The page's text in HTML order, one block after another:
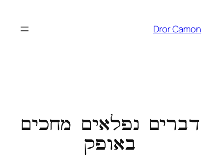
Dror Camon
דברים נפלאים מחכים
באופק